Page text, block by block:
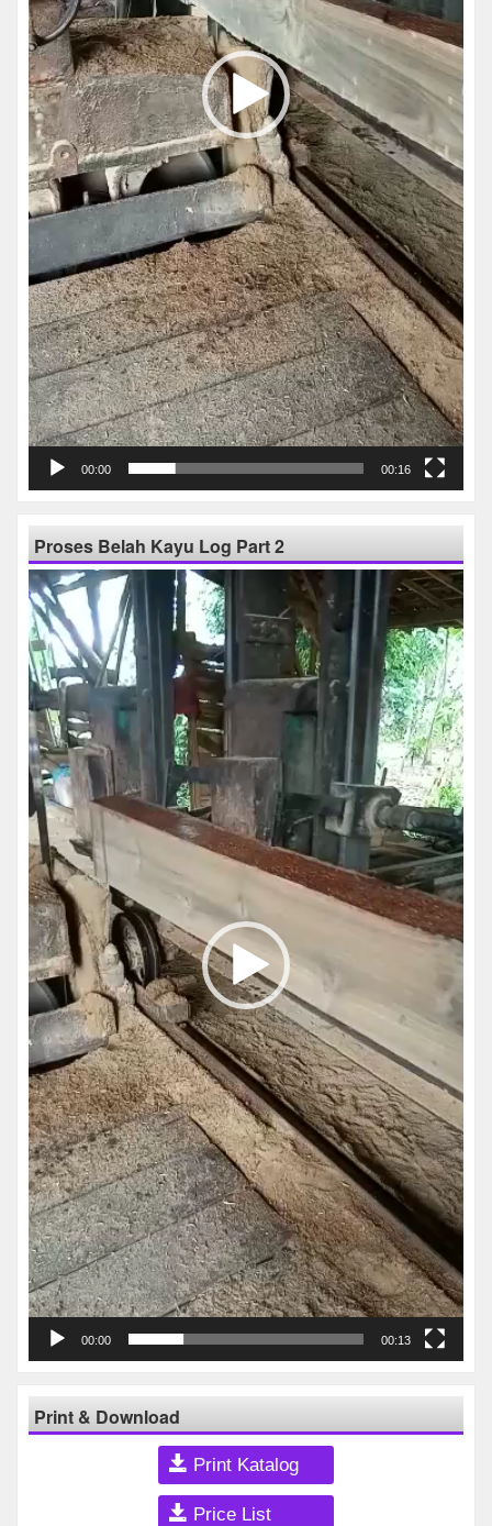
00:00 00:16
Proses Belah Kayu Log Part 2
Pemutar
Video
00:00 00:13
Print & Download
Print Katalog
Price List